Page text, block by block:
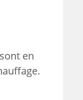
en